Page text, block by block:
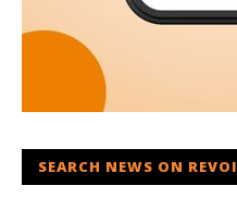
SEARCH NEWS ON REVOI